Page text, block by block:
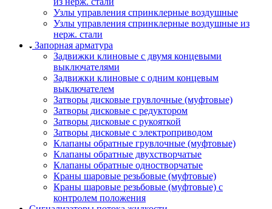
Узлы управления спринклерные воздушные
Узлы управления спринклерные воздушные из
нерж. стали
Запорная арматура
Задвижки клиновые с двумя концевыми
выключателями
Задвижки клиновые с одним концевым
выключателем
Затворы дисковые грувлочные (муфтовые)
Затворы дисковые с редуктором
Затворы дисковые с рукояткой
Затворы дисковые с электроприводом
Клапаны обратные грувлочные (муфтовые)
Клапаны обратные двухстворчатые
Клапаны обратные одностворчатые
Краны шаровые резьбовые (муфтовые)
Краны шаровые резьбовые (муфтовые) с
контролем положения